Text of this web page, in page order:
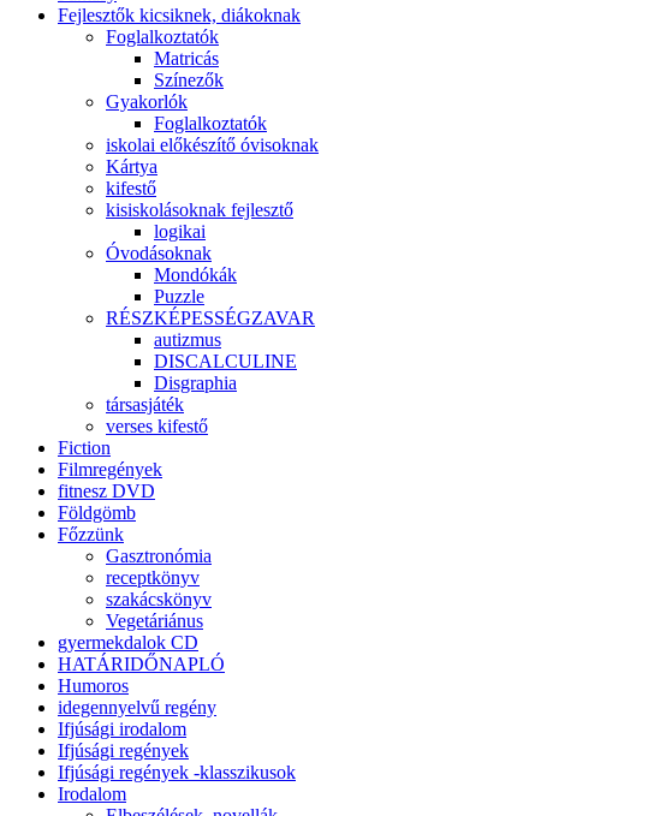
Fejlesztők kicsiknek, diákoknak
Foglalkoztatók
Matricás
Színezők
Gyakorlók
Foglalkoztatók
iskolai előkészítő óvisoknak
Kártya
kifestő
kisiskolásoknak fejlesztő
logikai
Óvodásoknak
Mondókák
Puzzle
RÉSZKÉPESSÉGZAVAR
autizmus
DISCALCULINE
Disgraphia
társasjáték
verses kifestő
Fiction
Filmregények
fitnesz DVD
Földgömb
Főzzünk
Gasztronómia
receptkönyv
szakácskönyv
Vegetáriánus
gyermekdalok CD
HATÁRIDŐNAPLÓ
Humoros
idegennyelvű regény
Ifjúsági irodalom
Ifjúsági regények
Ifjúsági regények -klasszikusok
Irodalom